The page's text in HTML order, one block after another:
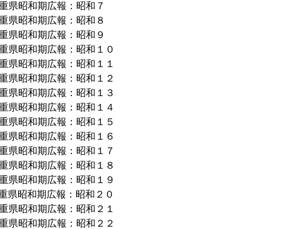
県昭和期広報：昭和７
県昭和期広報：昭和８
県昭和期広報：昭和９
県昭和期広報：昭和１０
県昭和期広報：昭和１１
県昭和期広報：昭和１２
県昭和期広報：昭和１３
県昭和期広報：昭和１４
県昭和期広報：昭和１５
県昭和期広報：昭和１６
県昭和期広報：昭和１７
県昭和期広報：昭和１８
県昭和期広報：昭和１９
県昭和期広報：昭和２０
県昭和期広報：昭和２１
県昭和期広報：昭和２２